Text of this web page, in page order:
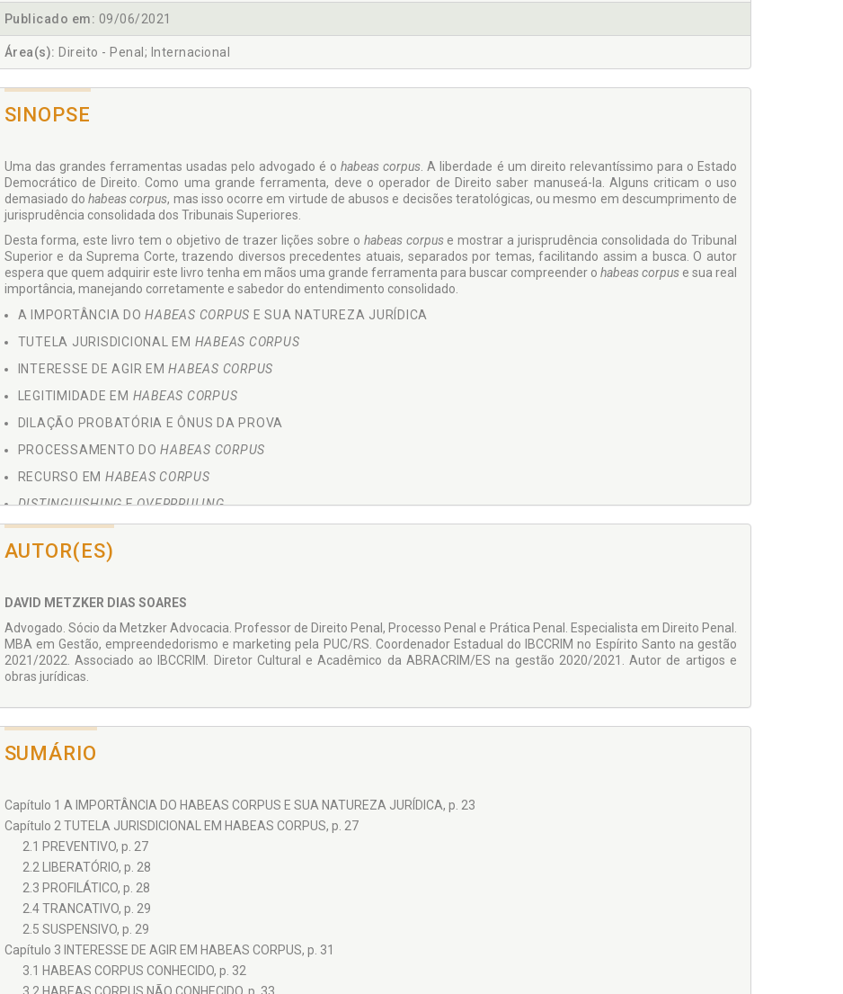
Publicado em: 09/06/2021
Área(s): Direito - Penal; Internacional
SINOPSE
Uma das grandes ferramentas usadas pelo advogado é ohabeas corpus. A liberdade é um direito relevantíssimo para o Estado
Democrático de Direito. Como uma grande ferramenta, deve o operador de Direito saber manuseá-la. Alguns criticam o uso
demasiado do habeas corpus, mas isso ocorre em virtude de abusos e decisões teratológicas, ou mesmo em descumprimento de
jurisprudência consolidada dos Tribunais Superiores.
Desta forma, este livro tem o objetivo de trazer lições sobre o habeas corpus e mostrar a jurisprudência consolidada do Tribunal
Superior e da Suprema Corte, trazendo diversos precedentes atuais, separados por temas, facilitando assim a busca. O autor
espera que quem adquirir este livro tenha em mãos uma grande ferramenta para buscar compreender o habeas corpus e sua real
importância, manejando corretamente e sabedor do entendimento consolidado.
A IMPORTÂNCIA DOHABEAS CORPUS E SUA NATUREZA JURÍDICA
TUTELA JURISDICIONAL EM HABEAS CORPUS
INTERESSE DE AGIR EMHABEAS CORPUS
LEGITIMIDADE EM HABEAS CORPUS
DILAÇÃO PROBATÓRIA E ÔNUS DA PROVA
PROCESSAMENTO DOHABEAS CORPUS
RECURSO EM HABEAS CORPUS
DISTINGUISHINGEOVERRRULING
PRECEDENTES DO SUPREMO TRIBUNAL FEDERAL E DO SUPERIOR TRIBUNAL DE JUSTIÇA EM 2020
AUTOR(ES)
DAVID METZKER DIAS SOARES
Advogado. Sócio da Metzker Advocacia. Professor de Direito Penal, Processo Penal e Prática Penal. Especialista em Direito Penal.
MBA em Gestão, empreendedorismo e marketing pela PUC/RS. Coordenador Estadual do IBCCRIM no Espírito Santo na gestão
2021/2022. Associado ao IBCCRIM. Diretor Cultural e Acadêmico da ABRACRIM/ES na gestão 2020/2021. Autor de artigos e
obras jurídicas.
SUMÁRIO
Capítulo 1 A IMPORTÂNCIA DO HABEAS CORPUS E SUA NATUREZA JURÍDICA, p. 23
Capítulo 2 TUTELA JURISDICIONAL EM HABEAS CORPUS, p. 27
2.1 PREVENTIVO, p. 27
2.2 LIBERATÓRIO, p. 28
2.3 PROFILÁTICO, p. 28
2.4 TRANCATIVO, p. 29
2.5 SUSPENSIVO, p. 29
Capítulo 3 INTERESSE DE AGIR EM HABEAS CORPUS, p. 31
3.1 HABEAS CORPUS CONHECIDO, p. 32